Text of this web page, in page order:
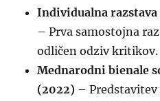
Individualna razstava
– Prva samostojna
odličen odziv kritikov.
Mednarodni bienale
(2022) –